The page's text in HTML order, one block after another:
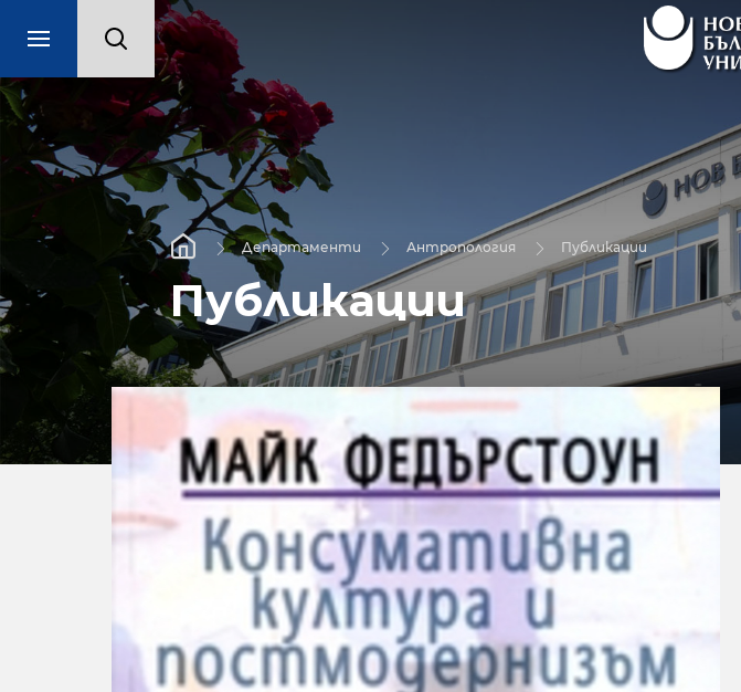
Департаменти Антропология Публикации
Публикации